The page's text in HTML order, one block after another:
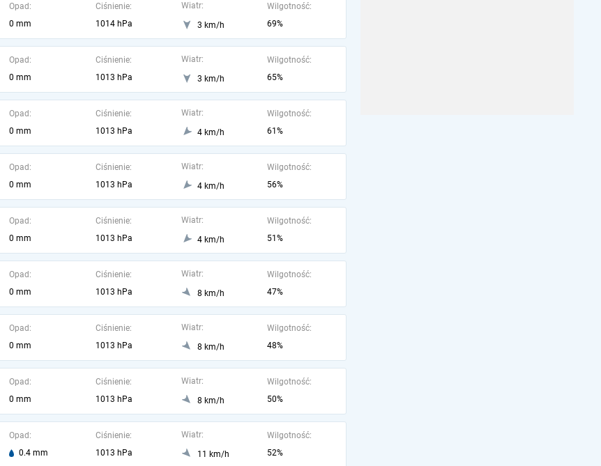
Opad:
0 mm
Ciśnienie:
1014 hPa
Wiatr:
3 km/h
Wilgotność:
69%
Opad:
0 mm
Ciśnienie:
1013 hPa
Wiatr:
3 km/h
Wilgotność:
65%
Opad:
0 mm
Ciśnienie:
1013 hPa
Wiatr:
4 km/h
Wilgotność:
61%
Opad:
0 mm
Ciśnienie:
1013 hPa
Wiatr:
4 km/h
Wilgotność:
56%
Opad:
0 mm
Ciśnienie:
1013 hPa
Wiatr:
4 km/h
Wilgotność:
51%
Opad:
0 mm
Ciśnienie:
1013 hPa
Wiatr:
8 km/h
Wilgotność:
47%
Opad:
0 mm
Ciśnienie:
1013 hPa
Wiatr:
8 km/h
Wilgotność:
48%
Opad:
0 mm
Ciśnienie:
1013 hPa
Wiatr:
8 km/h
Wilgotność:
50%
Opad:
0.4 mm
Ciśnienie:
1013 hPa
Wiatr:
11 km/h
Wilgotność:
52%